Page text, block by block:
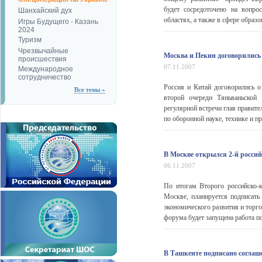
Шанхайский дух
Игры Будущего - Казань
2024
Туризм
Чрезвычайные
происшествия
Международное
сотрудничество
Все темы »
будет сосредоточено на
областях, а также в сфере
Москва и Пекин договорились
07.11.2007
Россия и Китай договорились
второй очереди
регулярной встречи глав
по оборонной науке, технике и
В Москве открылся 2-й
06.11.2007
По итогам Второго
Москве, планируется
экономического развития и
форума будет запущена работа
В Ташкенте подписано